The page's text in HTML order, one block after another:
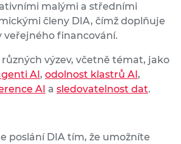
malými a středními
členy DIA, čímž doplňuje
veřejného financování.
výzev, včetně témat, jako
AI , odolnost klastrů AI ,
AI a sledovatelnost dat.
poslání DIA tím, že umožníte